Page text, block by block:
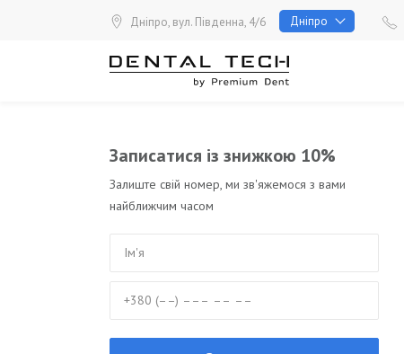
Дніпро, вул. Південна, 4/6 Дніпро
Записатися із знижкою 10%
Залиште свій номер, ми зв'яжемося з вами
найближчим часом